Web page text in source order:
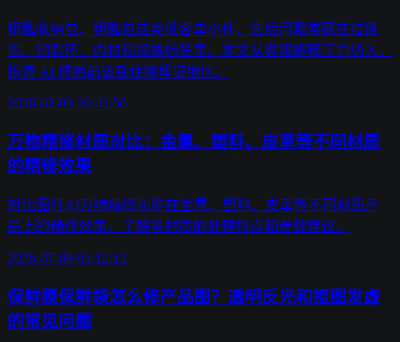
钥匙收纳包、钥匙包这类低客单小件，售后问题常藏在拉链
齿、钥匙环、内衬和规格标签里。本文从客服解释压力切入，
拆清 AI 修图前该锁住哪些证据区。
2026-02-09 20:42:50
万物精修材质对比：金属、塑料、皮革等不同材质
的精修效果
对比图叮AI万物精修功能在金属、塑料、皮革等不同材质产
品上的精修效果，了解各材质的处理特点和参数建议。
2026-07-09 03:12:12
保鲜膜保鲜袋怎么修产品图？透明反光和抠图发虚
的常见问题